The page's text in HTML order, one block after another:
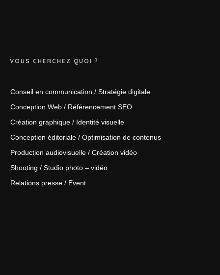
VOUS CHERCHEZ QUOI ?
Conseil en communication / Stratégie digitale
Conception Web / Référencement SEO
Création graphique / Identité visuelle
Conception éditoriale / Optimisation de contenus
Production audiovisuelle / Création vidéo
Shooting / Studio photo – vidéo
Relations presse / Event